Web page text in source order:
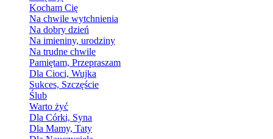
Kocham Cię
Na chwile wytchnienia
Na dobry dzień
Na imieniny, urodziny
Na trudne chwile
Pamiętam, Przepraszam
Dla Cioci, Wujka
Sukces, Szczęście
Ślub
Warto żyć
Dla Córki, Syna
Dla Mamy, Taty